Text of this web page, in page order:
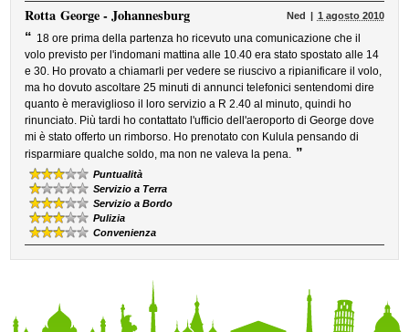
RottaGeorge - Johannesburg Ned 1 agosto 2010
“ 18 ore prima della partenza ho ricevuto una comunicazione che il
volo previsto per l'indomani mattina alle 10.40 era stato spostato alle 14
e 30. Ho provato a chiamarli per vedere se riuscivo a ripianificare il volo,
ma ho dovuto ascoltare 25 minuti di annunci telefonici sentendomi dire
quanto è meraviglioso il loro servizio a R 2.40 al minuto, quindi ho
rinunciato. Più tardi ho contattato l'ufficio dell'aeroporto di George dove
mi è stato offerto un rimborso. Ho prenotato con Kulula pensando di
risparmiare qualche soldo, ma non ne valeva la pena. ”
Puntualità
Servizio a Terra
Servizio a Bordo
Pulizia
Convenienza